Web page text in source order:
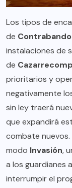
Los tipos de
de Contrabando
instalaciones de
de
prioritarios y
negativamente
sin ley traerá
que expandirá
combate
modo Invasión,
a los guardianes
interrumpir el